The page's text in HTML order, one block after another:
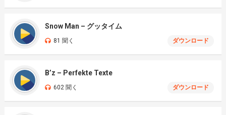
Snow Man – グッタイム
81 聞く ダウンロード
B’z – Perfekte Texte
602 聞く ダウンロード